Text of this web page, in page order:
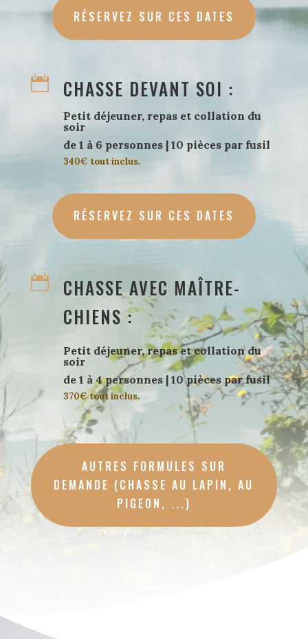
RÉSERVEZ SUR CES DATES
 CHASSE DEVANT SOI :
Petit déjeuner, repas et collation du
soir
de 1 à 6 personnes | 10 pièces par fusil
340€ tout inclus.
RÉSERVEZ SUR CES DATES

CHASSE AVEC MAÎTRE-
CHIENS :
Petit déjeuner, repas et collation du
soir
de 1 à 4 personnes | 10 pièces par fusil
370€ tout inclus.
AUTRES FORMULES SUR
DEMANDE (CHASSE AU LAPIN, AU
PIGEON, ...)